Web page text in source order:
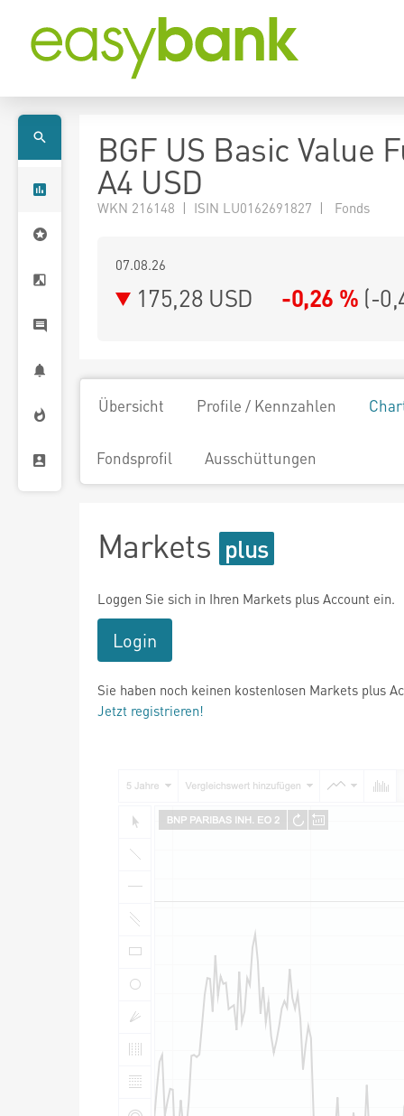
BGF US Basic Value
A4 USD
WKN 216148 | ISIN LU0162691827 | Fonds
07.08.26
175,28 USD -0,26 % (-
Übersicht Profile / Kennzahlen
Fondsprofil Ausschüttungen
Markets
Loggen Sie sich in Ihren Markets plus Account ein.
Login
Sie haben noch keinen kostenlosen Markets plus
Jetzt registrieren!